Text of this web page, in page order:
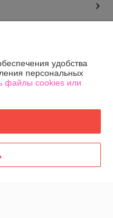
удобства
персональных
файлы cookies или